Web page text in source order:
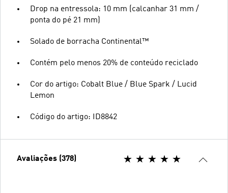
Drop na entressola: 10 mm (calcanhar 31 mm /
ponta do pé 21 mm)
Solado de borracha Continental™
Contém pelo menos 20% de conteúdo reciclado
Cor do artigo: Cobalt Blue / Blue Spark / Lucid
Lemon
Código do artigo: ID8842
Avaliações (378)